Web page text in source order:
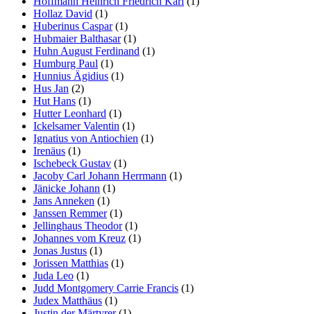
Hollaz David (1)
Huberinus Caspar(1)
Hubmaier Balthasar(1)
Huhn August Ferdinand (1)
Humburg Paul (1)
Hunnius Ägidius (1)
Hus Jan (2)
Hut Hans (1)
Hutter Leonhard (1)
Ickelsamer Valentin (1)
Ignatius von Antiochien (1)
Irenäus (1)
Ischebeck Gustav (1)
Jacoby Carl Johann Herrmann (1)
Jänicke Johann (1)
Jans Anneken (1)
Janssen Remmer(1)
Jellinghaus Theodor(1)
Johannes vom Kreuz (1)
Jonas Justus (1)
Jorissen Matthias (1)
Juda Leo (1)
Judd Montgomery Carrie Francis (1)
Judex Matthäus (1)